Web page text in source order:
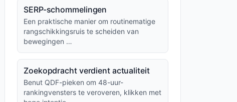
SERP-schommelingen
Een praktische manier om routinematige
rangschikkingsruis te scheiden van
bewegingen …
Zoekopdracht verdient actualiteit
Benut QDF-pieken om 48-uur-
rankingvensters te veroveren, klikken met